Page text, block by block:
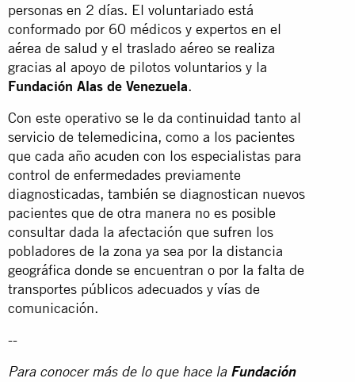
personas en 2 días. El voluntariado está
conformado por 60 médicos y expertos en el
aérea de salud y el traslado aéreo se realiza
gracias al apoyo de pilotos voluntarios y la
Fundación Alas de Venezuela.
Con este operativo se le da continuidad tanto al
servicio de telemedicina, como a los pacientes
que cada año acuden con los especialistas para
control de enfermedades previamente
diagnosticadas, también se diagnostican nuevos
pacientes que de otra manera no es posible
consultar dada la afectación que sufren los
pobladores de la zona ya sea por la distancia
geográfica donde se encuentran o por la falta de
transportes públicos adecuados y vías de
comunicación.
--
Para conocer más de lo que hace la Fundación